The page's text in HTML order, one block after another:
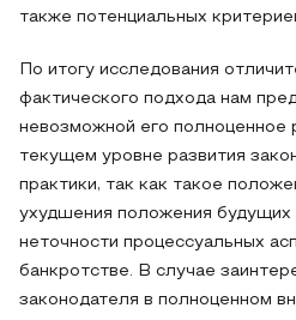
также потенциальных
По итогу исследования
фактического подхода нам
невозможной его полноценное
текущем уровне развития
практики, так как такое
ухудшения положения будущих
неточности процессуальных
банкротстве. В случае
законодателя в полноценном